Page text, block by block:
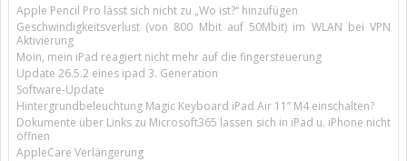
Apple Pencil Pro lässt sich nicht zu „Wo ist?“ hinzufügen
Geschwindigkeitsverlust (von 800 Mbit auf 50Mbit) im WLAN bei VPN
Aktivierung
Moin, mein iPad reagiert nicht mehr auf die fingersteuerung
Update 26.5.2 eines ipad 3. Generation
Software-Update
Hintergrundbeleuchtung Magic Keyboard iPad Air 11’’ M4 einschalten?
Dokumente über Links zu Microsoft365 lassen sich in iPad u. iPhone nicht
öffnen
AppleCare Verlängerung